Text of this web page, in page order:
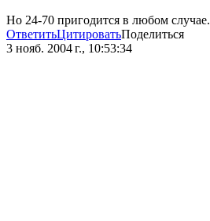
Но 24-70 пригодится в любом случае.
ОтветитьЦитироватьПоделиться
3 нояб. 2004 г., 10:53:34